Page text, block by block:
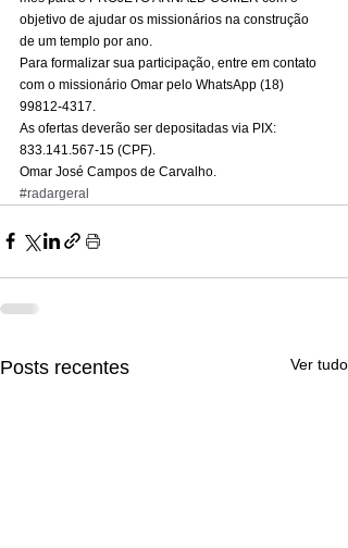
objetivo de ajudar os missionários na construção
de um templo por ano.
Para formalizar sua participação, entre em contato
com o missionário Omar pelo WhatsApp (18)
99812-4317.
As ofertas deverão ser depositadas via PIX:
833.141.567-15 (CPF).
Omar José Campos de Carvalho.
#radargeral
Posts recentes Ver tudo